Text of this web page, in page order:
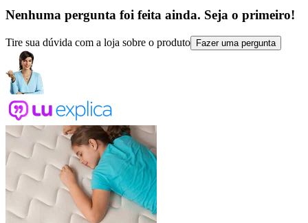
Nenhuma pergunta foi feita ainda. Seja o primeiro!
Tire sua dúvida com a loja sobre o produto Fazer uma pergunta